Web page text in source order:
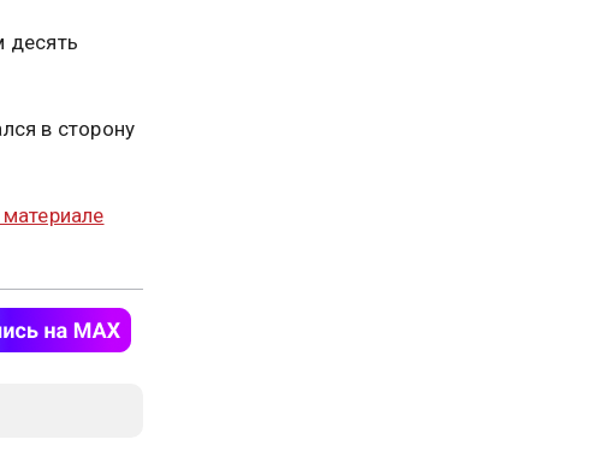
десять
в сторону
материале